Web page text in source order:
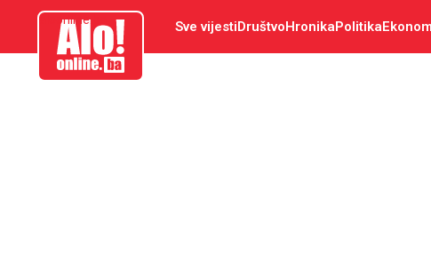
aloonline.ba Sve vijestiDruštvoHronikaPolitika